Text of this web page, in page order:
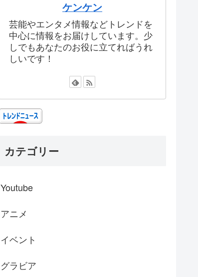
ケンケン
芸能やエンタメ情報などトレンドを
中心に情報をお届けしています。少
しでもあなたのお役に立てればうれ
しいです！
カテゴリー
Youtube
アニメ
イベント
グラビア